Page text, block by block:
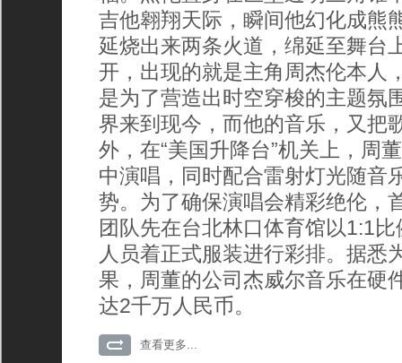
吉他翱翔天际，瞬间他幻化成熊
延烧出来两条火道，绵延至舞台
开，出现的就是主角周杰伦本人
是为了营造出时空穿梭的主题氛
界来到现今，而他的音乐，又把
外，在“美国升降台”机关上，周
中演唱，同时配合雷射灯光随音
势。为了确保演唱会精彩绝伦，
团队先在台北林口体育馆以1:1
人员着正式服装进行彩排。据悉
果，周董的公司杰威尔音乐在硬
达2千万人民币。
查看更多...